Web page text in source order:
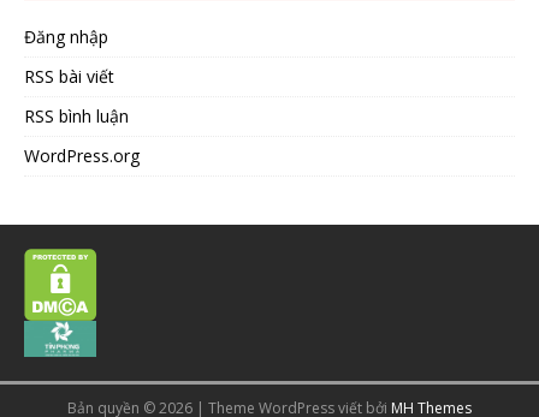
Đăng nhập
RSS bài viết
RSS bình luận
WordPress.org
Bản quyền © 2026 | Theme WordPress viết bởi MH Themes